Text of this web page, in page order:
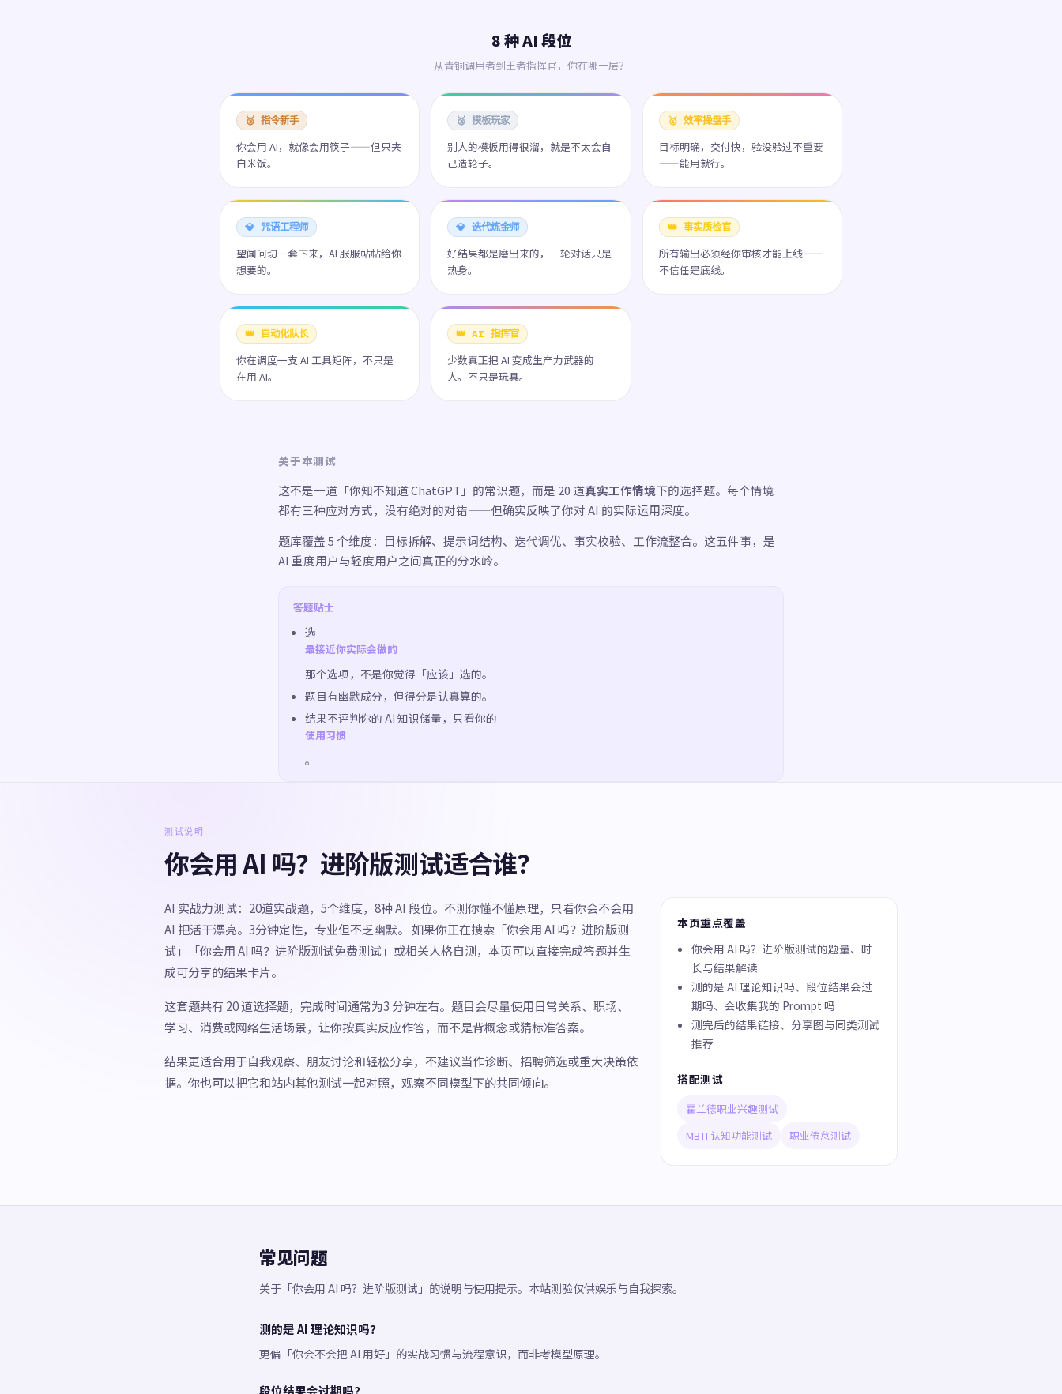
8 种 AI 段位
从青铜调用者到王者指挥官，你在哪一层？
🥉 指令新手
你会用 AI，就像会用筷子——但只夹
白米饭。
🥈 模板玩家
别人的模板用得很溜，就是不太会自
己造轮子。
🥇 效率操盘手
目标明确，交付快，验没验过不重要
——能用就行。
💎 咒语工程师
望闻问切一套下来，AI 服服帖帖给你
想要的。
💎 迭代炼金师
好结果都是磨出来的，三轮对话只是
热身。
👑 事实质检官
所有输出必须经你审核才能上线——
不信任是底线。
👑 自动化队长
你在调度一支 AI 工具矩阵，不只是
在用 AI。
👑 AI 指挥官
少数真正把 AI 变成生产力武器的
人。不只是玩具。
关于本测试
这不是一道「你知不知道 ChatGPT」的常识题，而是 20 道真实工作情境下的选择题。每个情境
都有三种应对方式，没有绝对的对错——但确实反映了你对 AI 的实际运用深度。
题库覆盖 5 个维度：目标拆解、提示词结构、迭代调优、事实校验、工作流整合。这五件事，是
AI 重度用户与轻度用户之间真正的分水岭。
答题贴士
选
最接近你实际会做的
那个选项，不是你觉得「应该」选的。
题目有幽默成分，但得分是认真算的。
结果不评判你的 AI 知识储量，只看你的
使用习惯
。
测试说明
你会用 AI 吗？进阶版测试适合谁？
AI 实战力测试：20道实战题，5个维度，8种 AI 段位。不测你懂不懂原理，只看你会不会用
AI 把活干漂亮。3分钟定性，专业但不乏幽默。 如果你正在搜索「你会用 AI 吗？进阶版测
试」「你会用 AI 吗？进阶版测试免费测试」或相关人格自测，本页可以直接完成答题并生
成可分享的结果卡片。
这套题共有 20 道选择题，完成时间通常为3 分钟左右。题目会尽量使用日常关系、职场、
学习、消费或网络生活场景，让你按真实反应作答，而不是背概念或猜标准答案。
结果更适合用于自我观察、朋友讨论和轻松分享，不建议当作诊断、招聘筛选或重大决策依
据。你也可以把它和站内其他测试一起对照，观察不同模型下的共同倾向。
本页重点覆盖
你会用 AI 吗？进阶版测试的题量、时
长与结果解读
测的是 AI 理论知识吗、段位结果会过
期吗、会收集我的 Prompt 吗
测完后的结果链接、分享图与同类测试
推荐
搭配测试
霍兰德职业兴趣测试
MBTI 认知功能测试
职业倦怠测试
常见问题
关于「你会用 AI 吗？进阶版测试」的说明与使用提示。本站测验仅供娱乐与自我探索。
测的是 AI 理论知识吗？
更偏「你会不会把 AI 用好」的实战习惯与流程意识，而非考模型原理。
段位结果会过期吗？